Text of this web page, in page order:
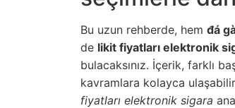
Bu uzun rehberde, hem đá
de likit fiyatları elektronik
bulacaksınız. İçerik, farklı
kavramlara kolayca
fiyatları elektronik sigara